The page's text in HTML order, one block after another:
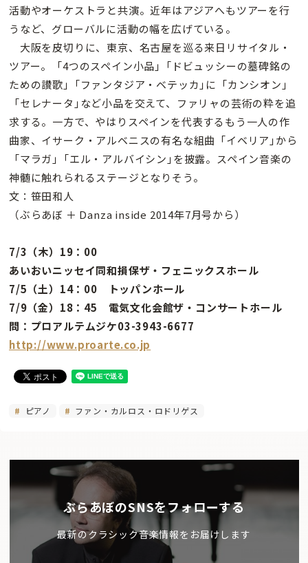
活動やオーケストラと共演。近年はアジアへもツアーを行
うなど、グローバルに活動の幅を広げている。
大阪を皮切りに、東京、名古屋を巡る来日リサイタル・
ツアー。「4つのスペイン小品｣「ドビュッシーの墓碑銘の
ための讃歌｣「ファンタジア・ベテッカ｣に「カンシオン｣
「セレナータ｣など小品を交えて、ファリャの芸術の粋を追
求する。一方で、やはりスペインを代表するもう一人の作
曲家、イサーク・アルベニスの有名な組曲「イベリア｣から
「マラガ｣「エル・アルバイシン｣を披露。スペイン音楽の
神髄に触れられるステージとなりそう。
文：笹田和人
（ぶらあぼ ＋ Danza inside 2014年7月号から）
7/3（木）19：00
あいおいニッセイ同和損保ザ・フェニックスホール
7/5（土）14：00 トッパンホール
7/9（金）18：45 電気文化会館ザ・コンサートホール
問：プロアルテムジケ03-3943-6677
http://www.proarte.co.jp
ピアノ ファン・カルロス・ロドリゲス
ぶらあぼのSNSをフォローする
最新のクラシック音楽情報をお届けします